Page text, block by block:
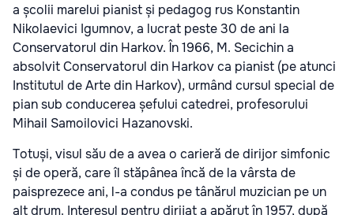
a școlii marelui pianist și pedagog rus Konstantin
Nikolaevici Igumnov, a lucrat peste 30 de ani la
Conservatorul din Harkov. În 1966, M. Secichin a
absolvit Conservatorul din Harkov ca pianist (pe atunci
Institutul de Arte din Harkov), urmând cursul special de
pian sub conducerea șefului catedrei, profesorului
Mihail Samoilovici Hazanovski.
Totuși, visul său de a avea o carieră de dirijor simfonic
și de operă, care îl stăpânea încă de la vârsta de
paisprezece ani, l-a condus pe tânărul muzician pe un
alt drum. Interesul pentru dirijat a apărut în 1957, după